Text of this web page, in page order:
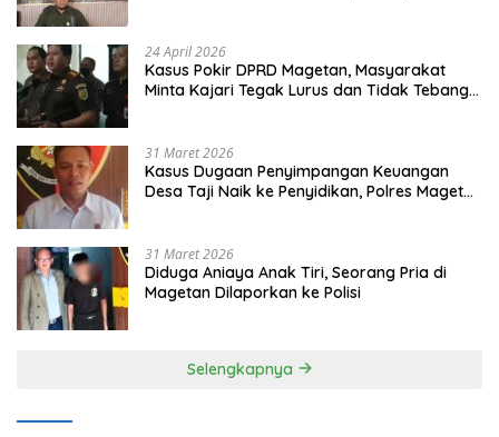
24 April 2026
Kasus Pokir DPRD Magetan, Masyarakat
Minta Kajari Tegak Lurus dan Tidak Tebang
31 Maret 2026
Kasus Dugaan Penyimpangan Keuangan
Desa Taji Naik ke Penyidikan, Polres Magetan
31 Maret 2026
Diduga Aniaya Anak Tiri, Seorang Pria di
Magetan Dilaporkan ke Polisi
Selengkapnya